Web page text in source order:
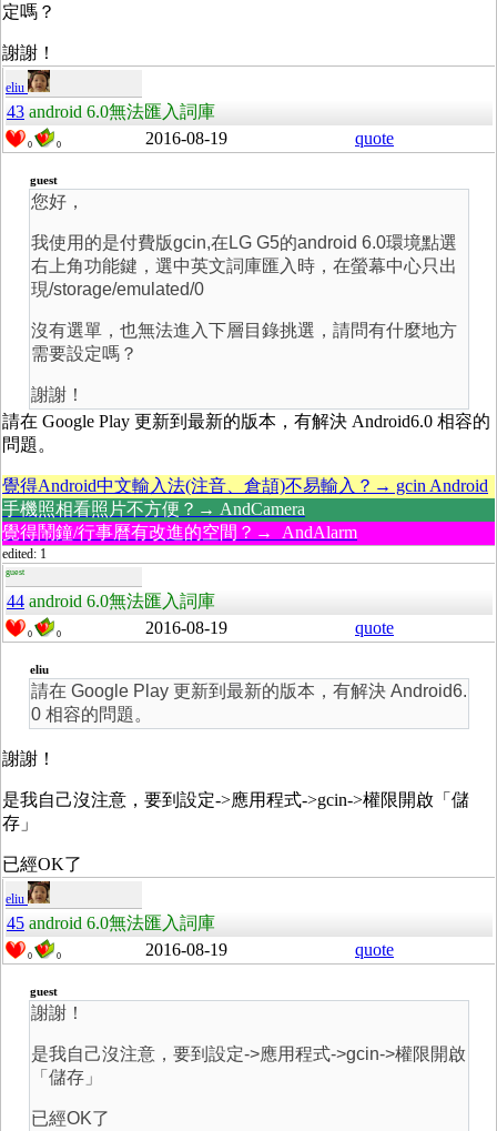
定嗎？
謝謝！
eliu
43 android 6.0無法匯入詞庫
0 0 2016-08-19 quote
guest
您好，
我使用的是付費版gcin,在LG G5的android 6.0環境點選
右上角功能鍵，選中英文詞庫匯入時，在螢幕中心只出
現/storage/emulated/0
沒有選單，也無法進入下層目錄挑選，請問有什麼地方
需要設定嗎？
謝謝！
請在 Google Play 更新到最新的版本，有解決 Android6.0 相容的
問題。
覺得Android中文輸入法(注音、倉頡)不易輸入？→ gcin Android
手機照相看照片不方便？→ AndCamera
覺得鬧鐘/行事曆有改進的空間？→ AndAlarm
edited: 1
guest
44 android 6.0無法匯入詞庫
0 0 2016-08-19 quote
eliu
請在 Google Play 更新到最新的版本，有解決 Android6.
0 相容的問題。
謝謝！
是我自己沒注意，要到設定->應用程式->gcin->權限開啟「儲
存」
已經OK了
eliu
45 android 6.0無法匯入詞庫
0 0 2016-08-19 quote
guest
謝謝！
是我自己沒注意，要到設定->應用程式->gcin->權限開啟
「儲存」
已經OK了